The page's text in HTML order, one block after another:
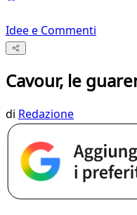
Idee e Commenti
Cavour, le
di Redazione